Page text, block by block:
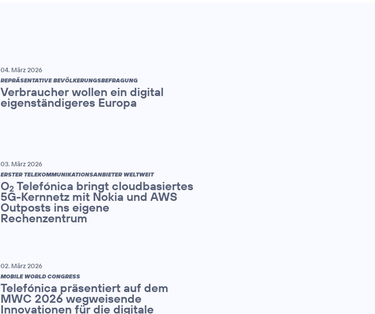
04. März 2026
REPRÄSENTATIVE BEVÖLKERUNGSBEFRAGUNG
Verbraucher wollen ein digital
eigenständigeres Europa
03. März 2026
ERSTER TELEKOMMUNIKATIONSANBIETER WELTWEIT
O2 Telefónica bringt cloudbasiertes
5G-Kernnetz mit Nokia und AWS
Outposts ins eigene
Rechenzentrum
02. März 2026
MOBILE WORLD CONGRESS
Telefónica präsentiert auf dem
MWC 2026 wegweisende
Innovationen für die digitale